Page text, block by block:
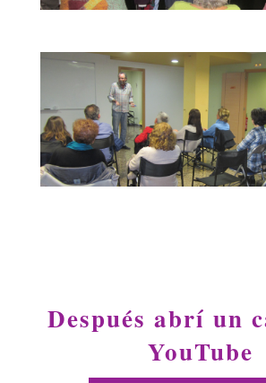
Taller en
Después abrí un
YouTube